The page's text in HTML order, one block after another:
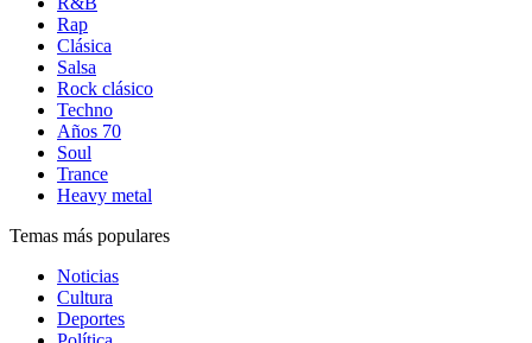
Rap
Clásica
Salsa
Rock clásico
Techno
Años 70
Soul
Trance
Heavy metal
Temas más populares
Noticias
Cultura
Deportes